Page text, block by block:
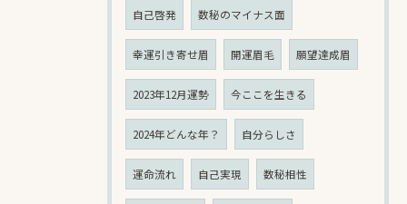
自己啓発 数秘のマイナス面
幸運引き寄せ眉 開運眉毛 願望達成眉
2023年12月運勢 今ここを生きる
2024年どんな年？ 自分らしさ
運命流れ 自己実現 数秘相性